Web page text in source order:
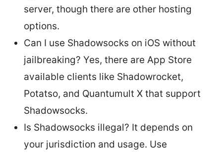
server, though there are other hosting
options.
Can I use Shadowsocks on iOS without
jailbreaking? Yes, there are App Store
available clients like Shadowrocket,
Potatso, and Quantumult X that support
Shadowsocks.
Is Shadowsocks illegal? It depends on
your jurisdiction and usage. Use